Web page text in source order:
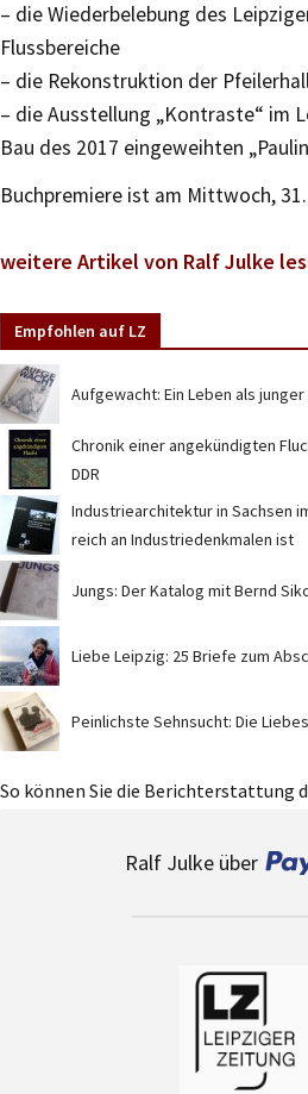
– die Wiederbelebung des
Flussbereiche
– die Rekonstruktion der
– die Ausstellung „Kontraste“ im
Bau des 2017 eingeweihten
Buchpremiere ist am Mittwoch,
weitere Artikel von Ralf Julke
Empfohlen auf LZ
Aufgewacht: Ein Leben als
Chronik einer angekündigten
DDR
Industriearchitektur in Sachsen
reich an Industriedenkmalen ist
Jungs: Der Katalog mit Bernd
Liebe Leipzig: 25 Briefe zum
Peinlichste Sehnsucht: Die
So können Sie die Berichterstattung
Ralf Julke über